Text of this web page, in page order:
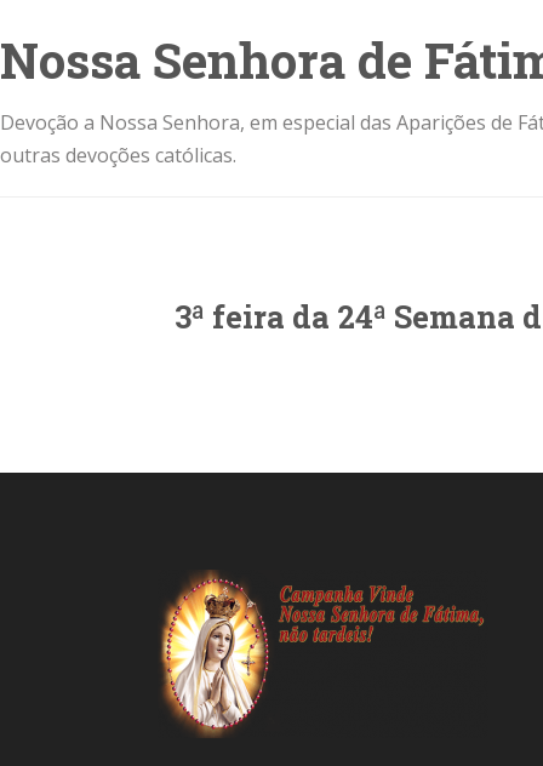
Nossa Senhora de
Devoção a Nossa Senhora, em especial das Aparições de
outras devoções católicas.
3ª feira da 24ª Semana